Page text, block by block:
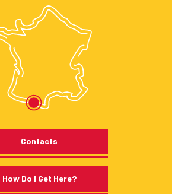
Contacts
How Do I Get Here?